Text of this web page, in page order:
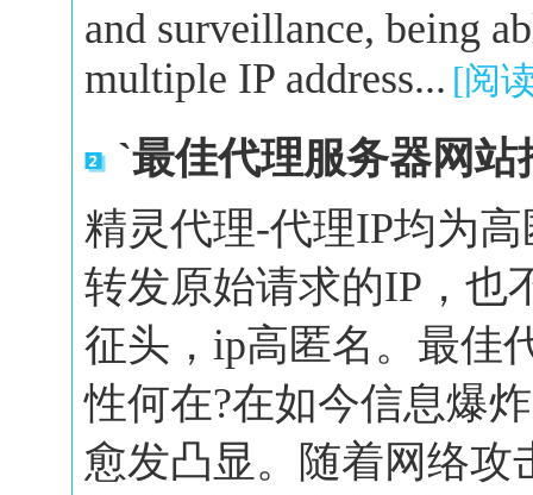
and surveillance, being
multiple IP address... [阅
`最佳代理服务器网
精灵代理-代理IP均为
转发原始请求的IP，也
征头，ip高匿名。最佳
性何在?在如今信息爆
愈发凸显。随着网络攻